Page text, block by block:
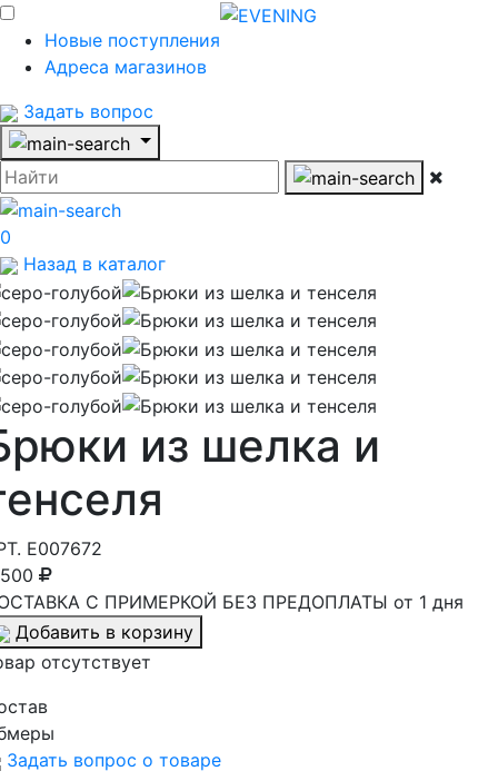
Новые поступления
Адреса магазинов
Задать вопрос
0
Назад в каталог
из шелка и
E007672
С ПРИМЕРКОЙ БЕЗ ПРЕДОПЛАТЫ от 1 дня
Добавить в корзину
отсутствует
Задать вопрос о товаре